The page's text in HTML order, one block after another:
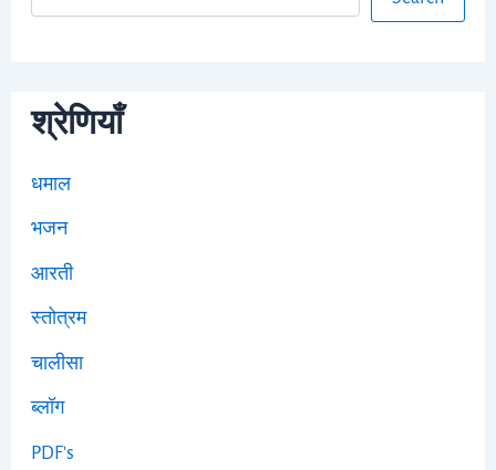
श्रेणियाँ
धमाल
भजन
आरती
स्तोत्रम
चालीसा
ब्लॉग
PDF's